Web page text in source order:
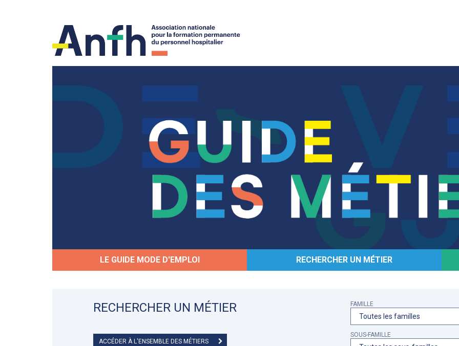
LE GUIDE MODE D'EMPLOI RECHERCHER UN MÉTIER
RECHERCHER UN MÉTIER
ACCÉDER À L'ENSEMBLE DES MÉTIERS
FAMILLE
SOUS-FAMILLE